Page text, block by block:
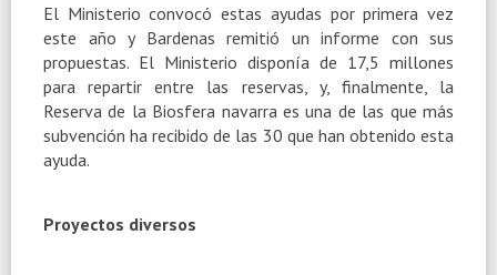
El Ministerio convocó estas ayudas por primera vez
este año y Bardenas remitió un informe con sus
propuestas. El Ministerio disponía de 17,5 millones
para repartir entre las reservas, y, finalmente, la
Reserva de la Biosfera navarra es una de las que más
subvención ha recibido de las 30 que han obtenido esta
ayuda.
Proyectos diversos